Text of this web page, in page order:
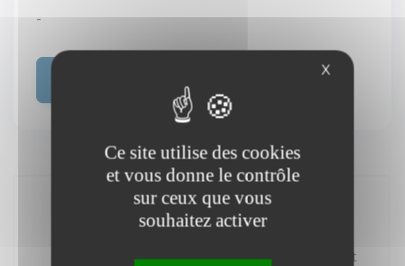
-
Kilométrage Carburant
X
Ce site utilise des cookies
et vous donne le contrôle
sur ceux que vous
souhaitez activer